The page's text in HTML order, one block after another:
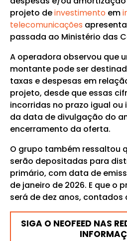
projeto deinvestimentoem
telecomunicações
passada ao Ministério das
A operadora observou que
montante pode ser
taxas e despesas em
projeto, desde que essas
incorridas no prazo igual ou
da data de divulgação do
encerramento da oferta.
O grupo também ressaltou
serão depositadas para
primário, com data de
de janeiro de 2026. E que o
será de dez anos,
SIGA O NEOFEED NAS